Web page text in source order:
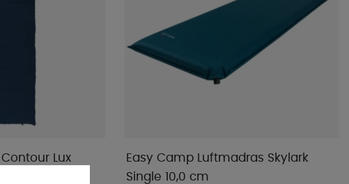
Lux
Easy Camp Luftmadras Skylark
Single 10,0 cm